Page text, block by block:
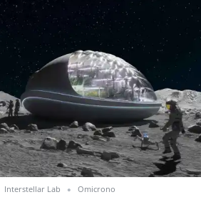
Interstellar Lab Omicrono